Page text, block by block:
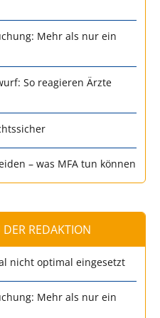
Mehr als nur ein
So reagieren Ärzte
– was MFA tun können
REDAKTION
nicht optimal eingesetzt
Mehr als nur ein